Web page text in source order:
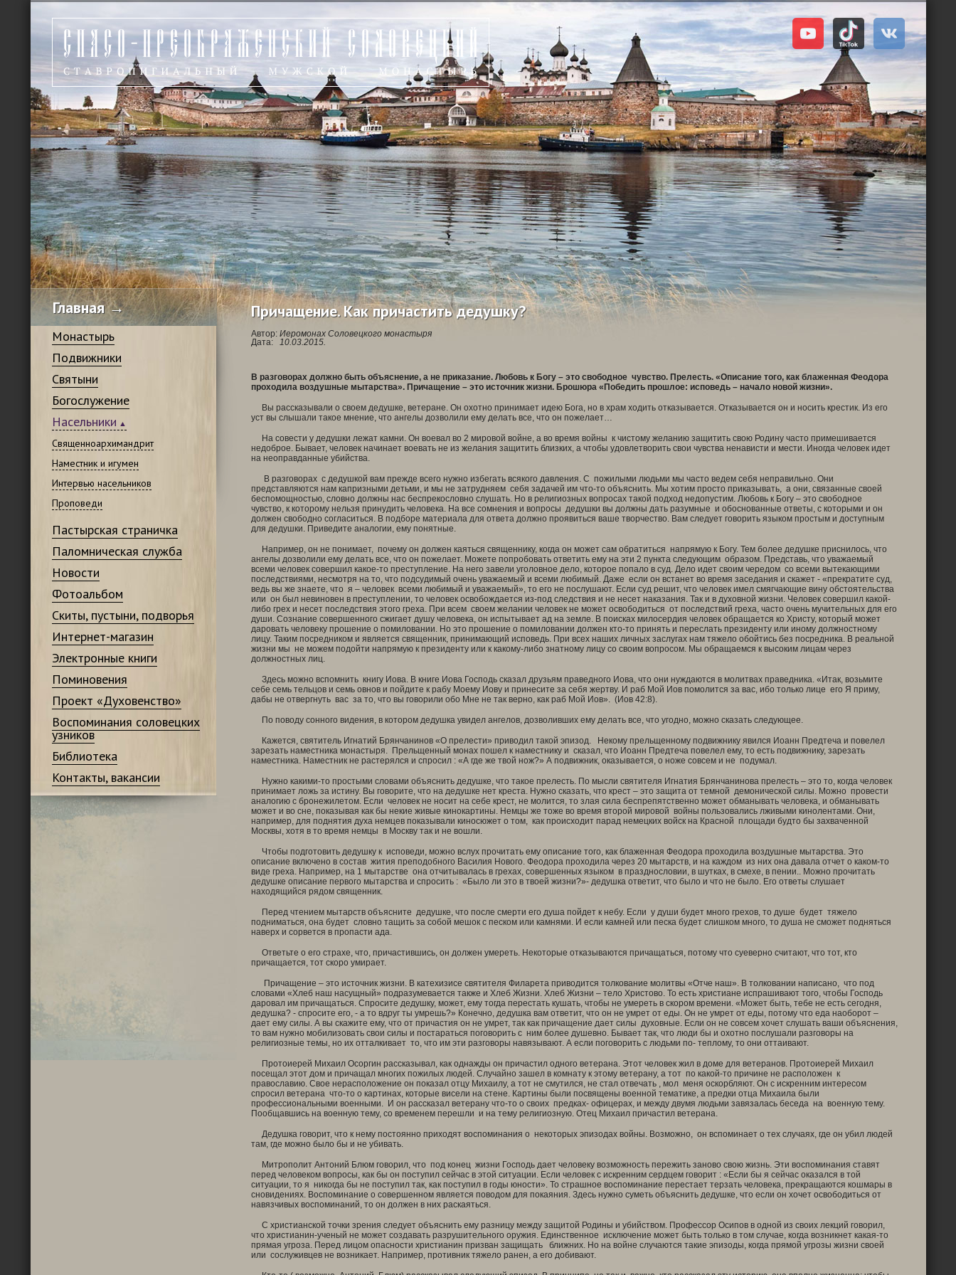
Главная →
Монастырь
Подвижники
Святыни
Богослужение
Насельники
Священноархимандрит
Наместник и игумен
Интервью насельников
Проповеди
Пастырская страничка
Паломническая служба
Новости
Фотоальбом
Скиты, пустыни, подворья
Интернет-магазин
Электронные книги
Поминовения
Проект «Духовенство»
Воспоминания соловецких
узников
Библиотека
Контакты, вакансии
Причащение. Как причастить дедушку?
Автор: Иеромонах Соловецкого монастыря
Дата:
10.03.2015.
В разговорах должно быть объяснение, а не приказание. Любовь к Богу – это свободное чувство. Прелесть. «Описание того, как блаженная Феодора
проходила воздушные мытарства». Причащение – это источник жизни. Брошюра «Победить прошлое: исповедь – начало новой жизни».
Вы рассказывали о своем дедушке, ветеране. Он охотно принимает идею Бога, но в храм ходить отказывается. Отказывается он и носить крестик. Из его
уст вы слышали такое мнение, что ангелы дозволили ему делать все, что он пожелает…
На совести у дедушки лежат камни. Он воевал во 2 мировой войне, а во время войны к чистому желанию защитить свою Родину часто примешивается
недоброе. Бывает, человек начинает воевать не из желания защитить близких, а чтобы удовлетворить свои чувства ненависти и мести. Иногда человек идет
на неоправданные убийства.
В разговорах с дедушкой вам прежде всего нужно избегать всякого давления. С пожилыми людьми мы часто ведем себя неправильно. Они
представляются нам капризными детьми, и мы не затрудняем себя задачей им что-то объяснить. Мы хотим просто приказывать, а они, связанные своей
беспомощностью, словно должны нас беспрекословно слушать. Но в религиозных вопросах такой подход недопустим. Любовь к Богу – это свободное
чувство, к которому нельзя принудить человека. На все сомнения и вопросы дедушки вы должны дать разумные и обоснованные ответы, с которыми и он
должен свободно согласиться. В подборе материала для ответа должно проявиться ваше творчество. Вам следует говорить языком простым и доступным
для дедушки. Приведите аналогии, ему понятные.
Например, он не понимает, почему он должен каяться священнику, когда он может сам обратиться напрямую к Богу. Тем более дедушке приснилось, что
ангелы дозволили ему делать все, что он пожелает. Можете попробовать ответить ему на эти 2 пункта следующим образом. Представь, что уважаемый
всеми человек совершил какое-то преступление. На него завели уголовное дело, которое попало в суд. Дело идет своим чередом со всеми вытекающими
последствиями, несмотря на то, что подсудимый очень уважаемый и всеми любимый. Даже если он встанет во время заседания и скажет - «прекратите суд,
ведь вы же знаете, что я – человек всеми любимый и уважаемый», то его не послушают. Если суд решит, что человек имел смягчающие вину обстоятельства
или он был невиновен в преступлении, то человек освобождается из-под следствия и не несет наказания. Так и в духовной жизни. Человек совершил какой-
либо грех и несет последствия этого греха. При всем своем желании человек не может освободиться от последствий греха, часто очень мучительных для его
души. Сознание совершенного сжигает душу человека, он испытывает ад на земле. В поисках милосердия человек обращается ко Христу, который может
даровать человеку прошение о помиловании. Но это прошение о помиловании должен кто-то принять и переслать президенту или иному должностному
лицу. Таким посредником и является священник, принимающий исповедь. При всех наших личных заслугах нам тяжело обойтись без посредника. В реальной
жизни мы не можем подойти напрямую к президенту или к какому-либо знатному лицу со своим вопросом. Мы обращаемся к высоким лицам через
должностных лиц.
Здесь можно вспомнить книгу Иова. В книге Иова Господь сказал друзьям праведного Иова, что они нуждаются в молитвах праведника. «Итак, возьмите
себе семь тельцов и семь овнов и пойдите к рабу Моему Иову и принесите за себя жертву. И раб Мой Иов помолится за вас, ибо только лице его Я приму,
дабы не отвергнуть вас за то, что вы говорили обо Мне не так верно, как раб Мой Иов». (Иов 42:8).
По поводу сонного видения, в котором дедушка увидел ангелов, дозволивших ему делать все, что угодно, можно сказать следующее.
Кажется, святитель Игнатий Брянчанинов «О прелести» приводил такой эпизод. Некому прельщенному подвижнику явился Иоанн Предтеча и повелел
зарезать наместника монастыря. Прельщенный монах пошел к наместнику и сказал, что Иоанн Предтеча повелел ему, то есть подвижнику, зарезать
наместника. Наместник не растерялся и спросил : «А где же твой нож?» А подвижник, оказывается, о ноже совсем и не подумал.
Нужно какими-то простыми словами объяснить дедушке, что такое прелесть. По мысли святителя Игнатия Брянчанинова прелесть – это то, когда человек
принимает ложь за истину. Вы говорите, что на дедушке нет креста. Нужно сказать, что крест – это защита от темной демонической силы. Можно провести
аналогию с бронежилетом. Если человек не носит на себе крест, не молится, то злая сила беспрепятственно может обманывать человека, и обманывать
может и во сне, показывая как бы некие живые кинокартины. Немцы же тоже во время второй мировой войны пользовались лживыми кинолентами. Они,
например, для поднятия духа немцев показывали киносюжет о том, как происходит парад немецких войск на Красной площади будто бы захваченной
Москвы, хотя в то время немцы в Москву так и не вошли.
Чтобы подготовить дедушку к исповеди, можно вслух прочитать ему описание того, как блаженная Феодора проходила воздушные мытарства. Это
описание включено в состав жития преподобного Василия Нового. Феодора проходила через 20 мытарств, и на каждом из них она давала отчет о каком-то
виде греха. Например, на 1 мытарстве она отчитывалась в грехах, совершенных языком в празднословии, в шутках, в смехе, в пении.. Можно прочитать
дедушке описание первого мытарства и спросить : «Было ли это в твоей жизни?»- дедушка ответит, что было и что не было. Его ответы слушает
находящийся рядом священник.
Перед чтением мытарств объясните дедушке, что после смерти его душа пойдет к небу. Если у души будет много грехов, то душе будет тяжело
подниматься, она будет словно тащить за собой мешок с песком или камнями. И если камней или песка будет слишком много, то душа не сможет подняться
наверх и сорвется в пропасти ада.
Ответьте о его страхе, что, причастившись, он должен умереть. Некоторые отказываются причащаться, потому что суеверно считают, что тот, кто
причащается, тот скоро умирает.
Причащение – это источник жизни. В катехизисе святителя Филарета приводится толкование молитвы «Отче наш». В толковании написано, что под
словами «Хлеб наш насущный» подразумевается также и Хлеб Жизни. Хлеб Жизни – тело Христово. То есть христиане испрашивают того, чтобы Господь
даровал им причащаться. Спросите дедушку, может, ему тогда перестать кушать, чтобы не умереть в скором времени. «Может быть, тебе не есть сегодня,
дедушка? - спросите его, - а то вдруг ты умрешь?» Конечно, дедушка вам ответит, что он не умрет от еды. Он не умрет от еды, потому что еда наоборот –
дает ему силы. А вы скажите ему, что от причастия он не умрет, так как причащение дает силы духовные. Если он не совсем хочет слушать ваши объяснения,
то вам нужно мобилизовать свои силы и постараться поговорить с ним более душевно. Бывает так, что люди бы и охотно послушали разговоры на
религиозные темы, но их отталкивает то, что им эти разговоры навязывают. А если поговорить с людьми по- теплому, то они оттаивают.
Протоиерей Михаил Осоргин рассказывал, как однажды он причастил одного ветерана. Этот человек жил в доме для ветеранов. Протоиерей Михаил
посещал этот дом и причащал многих пожилых людей. Случайно зашел в комнату к этому ветерану, а тот по какой-то причине не расположен к
православию. Свое нерасположение он показал отцу Михаилу, а тот не смутился, не стал отвечать , мол меня оскорбляют. Он с искренним интересом
спросил ветерана что-то о картинах, которые висели на стене. Картины были посвящены военной тематике, а предки отца Михаила были
профессиональными военными. И он рассказал ветерану что-то о своих предках- офицерах, и между двумя людьми завязалась беседа на военную тему.
Пообщавшись на военную тему, со временем перешли и на тему религиозную. Отец Михаил причастил ветерана.
Дедушка говорит, что к нему постоянно приходят воспоминания о некоторых эпизодах войны. Возможно, он вспоминает о тех случаях, где он убил людей
там, где можно было бы и не убивать.
Митрополит Антоний Блюм говорил, что под конец жизни Господь дает человеку возможность пережить заново свою жизнь. Эти воспоминания ставят
перед человеком вопросы, как бы он поступил сейчас в этой ситуации. Если человек с искренним сердцем говорит : «Если бы я сейчас оказался в той
ситуации, то я никогда бы не поступил так, как поступил в годы юности». То страшное воспоминание перестает терзать человека, прекращаются кошмары в
сновидениях. Воспоминание о совершенном является поводом для покаяния. Здесь нужно суметь объяснить дедушке, что если он хочет освободиться от
навязчивых воспоминаний, то он должен в них раскаяться.
С христианской точки зрения следует объяснить ему разницу между защитой Родины и убийством. Профессор Осипов в одной из своих лекций говорил,
что христианин-ученый не может создавать разрушительного оружия. Единственное исключение может быть только в том случае, когда возникнет какая-то
прямая угроза. Перед лицом опасности христианин призван защищать ближних. Но на войне случаются такие эпизоды, когда прямой угрозы жизни своей
или сослуживцев не возникает. Например, противник тяжело ранен, а его добивают.